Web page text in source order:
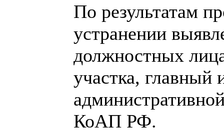
По результатам
устранении
должностных
участка, главный
КоАП РФ.